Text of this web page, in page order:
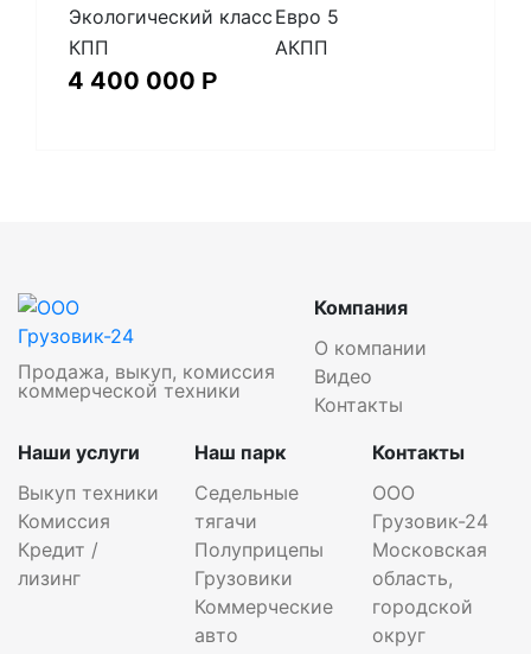
Экологический класс Евро 5
КПП
АКПП
4 400 000 Р
Продажа, выкуп, комиссия
коммерческой техники
Компания
О компании
Видео
Контакты
Наши услуги
Выкуп техники
Комиссия
Кредит /
лизинг
Наш парк
Седельные
тягачи
Полуприцепы
Грузовики
Коммерческие
авто
Контакты
ООО
Грузовик-24
Московская
область,
городской
округ